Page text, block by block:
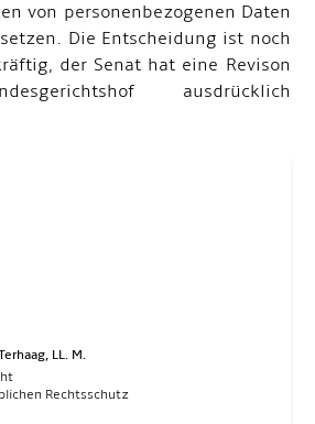
LL. M.
Rechtsschutz
von personenbezogenen Daten
Die Entscheidung ist noch
der Senat hat eine Revison
ausdrücklich